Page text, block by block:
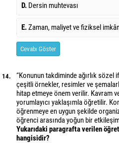
D. Dersin muhtevası
E.Zaman, maliyet ve fiziksel
Cevabı Göster
14.
“Konunun takdiminde ağırlık
çeşitli örnekler, resimler ve
hitap etmeye önem verilir. Kavram
yorumlayıcı yaklaşımla öğretilir.
öğrenmeye en uygun şekilde
öğrenci arasında yoğun bir
Yukarıdaki paragrafta verilen
hangisidir?